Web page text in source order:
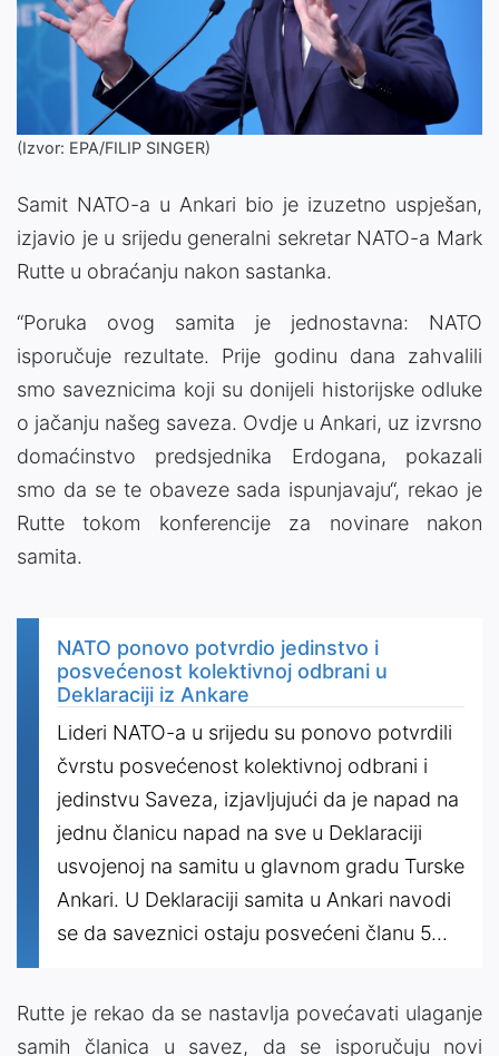
(Izvor: EPA/FILIP SINGER)
Samit NATO-a u Ankari bio je izuzetno uspješan,
izjavio je u srijedu generalni sekretar NATO-a Mark
Rutte u obraćanju nakon sastanka.
“Poruka ovog samita je jednostavna: NATO
isporučuje rezultate. Prije godinu dana zahvalili
smo saveznicima koji su donijeli historijske odluke
o jačanju našeg saveza. Ovdje u Ankari, uz izvrsno
domaćinstvo predsjednika Erdogana, pokazali
smo da se te obaveze sada ispunjavaju“, rekao je
Rutte tokom konferencije za novinare nakon
samita.
NATO ponovo potvrdio jedinstvo i
posvećenost kolektivnoj odbrani u
Deklaraciji iz Ankare
Lideri NATO-a u srijedu su ponovo potvrdili
čvrstu posvećenost kolektivnoj odbrani i
jedinstvu Saveza, izjavljujući da je napad na
jednu članicu napad na sve u Deklaraciji
usvojenoj na samitu u glavnom gradu Turske
Ankari. U Deklaraciji samita u Ankari navodi
se da saveznici ostaju posvećeni članu 5...
Rutte je rekao da se nastavlja povećavati ulaganje
samih članica u savez, da se isporučuju novi